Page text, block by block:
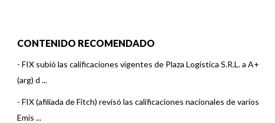
CONTENIDO RECOMENDADO
- FIX subió las calificaciones vigentes de Plaza Logística S.R.L. a A+
(arg) d ...
- FIX (afiliada de Fitch) revisó las calificaciones nacionales de varios
Emis ...